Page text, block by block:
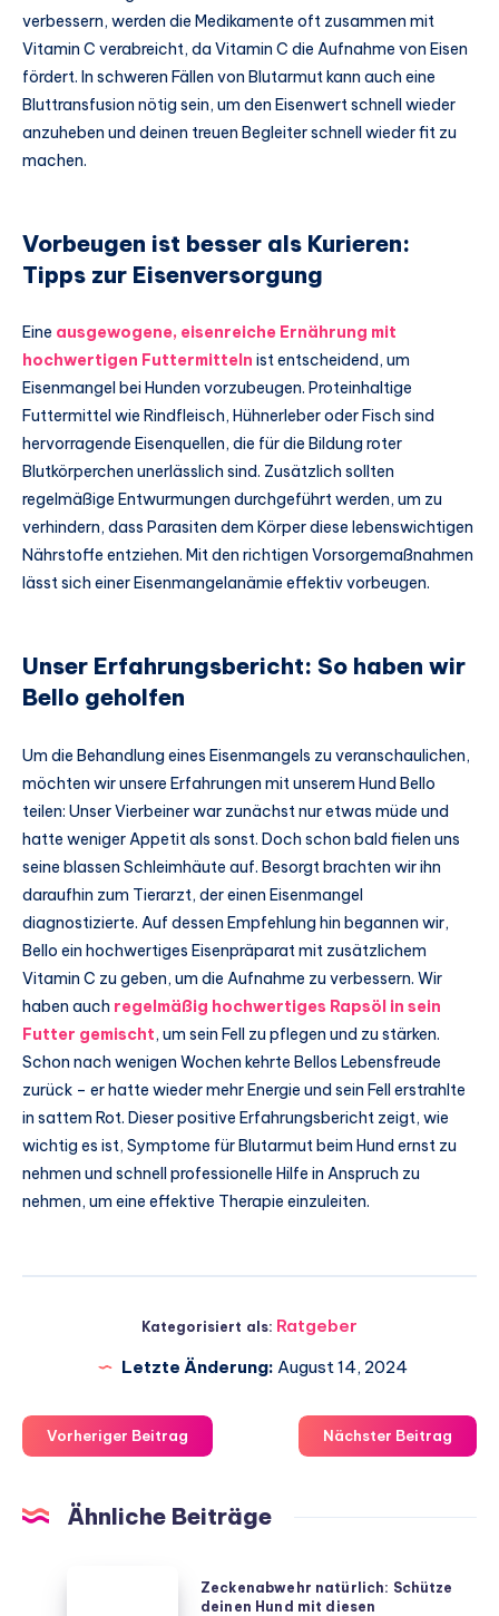
verbessern, werden die Medikamente oft zusammen mit
Vitamin C verabreicht, da Vitamin C die Aufnahme von Eisen
fördert. In schweren Fällen von Blutarmut kann auch eine
Bluttransfusion nötig sein, um den Eisenwert schnell wieder
anzuheben und deinen treuen Begleiter schnell wieder fit zu
machen.
Vorbeugen ist besser als Kurieren:
Tipps zur Eisenversorgung
Eine ausgewogene, eisenreiche Ernährung mit
hochwertigen Futtermitteln ist entscheidend, um
Eisenmangel bei Hunden vorzubeugen. Proteinhaltige
Futtermittel wie Rindfleisch, Hühnerleber oder Fisch sind
hervorragende Eisenquellen, die für die Bildung roter
Blutkörperchen unerlässlich sind. Zusätzlich sollten
regelmäßige Entwurmungen durchgeführt werden, um zu
verhindern, dass Parasiten dem Körper diese lebenswichtigen
Nährstoffe entziehen. Mit den richtigen Vorsorgemaßnahmen
lässt sich einer Eisenmangelanämie effektiv vorbeugen.
Unser Erfahrungsbericht: So haben wir
Bello geholfen
Um die Behandlung eines Eisenmangels zu veranschaulichen,
möchten wir unsere Erfahrungen mit unserem Hund Bello
teilen: Unser Vierbeiner war zunächst nur etwas müde und
hatte weniger Appetit als sonst. Doch schon bald fielen uns
seine blassen Schleimhäute auf. Besorgt brachten wir ihn
daraufhin zum Tierarzt, der einen Eisenmangel
diagnostizierte. Auf dessen Empfehlung hin begannen wir,
Bello ein hochwertiges Eisenpräparat mit zusätzlichem
Vitamin C zu geben, um die Aufnahme zu verbessern. Wir
haben auch regelmäßig hochwertiges Rapsöl in sein
Futter gemischt, um sein Fell zu pflegen und zu stärken.
Schon nach wenigen Wochen kehrte Bellos Lebensfreude
zurück – er hatte wieder mehr Energie und sein Fell erstrahlte
in sattem Rot. Dieser positive Erfahrungsbericht zeigt, wie
wichtig es ist, Symptome für Blutarmut beim Hund ernst zu
nehmen und schnell professionelle Hilfe in Anspruch zu
nehmen, um eine effektive Therapie einzuleiten.
Kategorisiert als: Ratgeber
Letzte Änderung: August 14, 2024
Vorheriger Beitrag Nächster Beitrag
Ähnliche Beiträge
Zeckenabwehr natürlich: Schütze
deinen Hund mit diesen